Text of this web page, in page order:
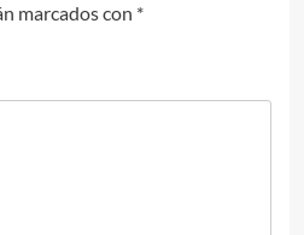
marcados con *